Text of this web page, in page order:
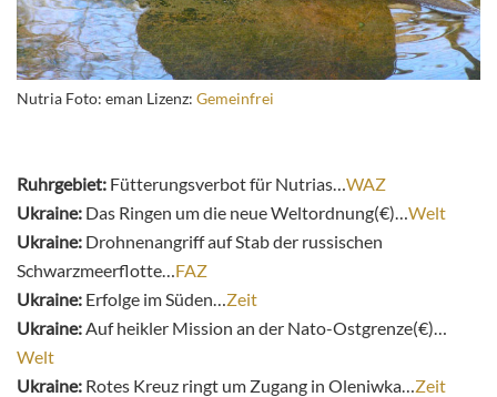
Nutria Foto: eman Lizenz: Gemeinfrei
Ruhrgebiet: Fütterungsverbot für Nutrias… WAZ
Ukraine: Das Ringen um die neue Weltordnung(€)… Welt
Ukraine: Drohnenangriff auf Stab der russischen
Schwarzmeerflotte… FAZ
Ukraine: Erfolge im Süden… Zeit
Ukraine: Auf heikler Mission an der Nato-Ostgrenze(€)…
Welt
Ukraine: Rotes Kreuz ringt um Zugang in Oleniwka… Zeit